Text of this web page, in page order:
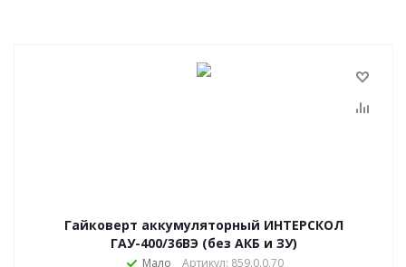
Гайковерт аккумуляторный ИНТЕРСКОЛ
ГАУ-400/36ВЭ (без АКБ и ЗУ)
Мало Артикул: 859.0.0.70